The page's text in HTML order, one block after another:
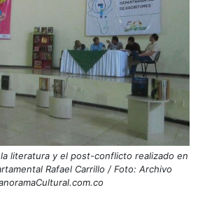
literatura y el post-conflicto realizado en
Rafael Carrillo / Foto: Archivo